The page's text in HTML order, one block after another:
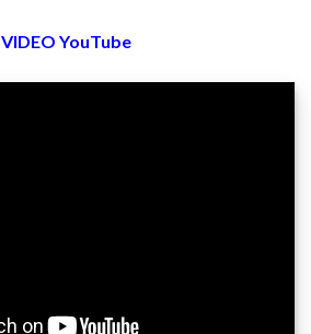
VIDEO YouTube